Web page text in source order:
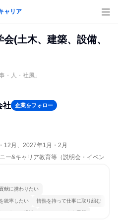
ャリア
(土木、建築、設備、
・人・社風」
社 企業をフォロー
12月、2027年1月・2月
ー&キャリア教育等（説明会・イベン
献に携わりたい
統率したい 情熱を持って仕事に取り組む
いものに挑戦 チームワークを重視